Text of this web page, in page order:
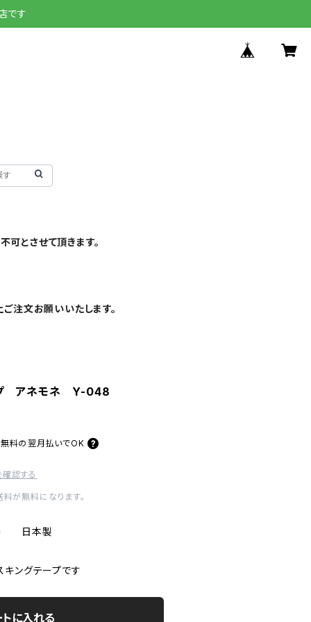
です
とさせて頂きます。
注文お願いいたします。
アネモネ Y-048
料の 翌月払いでOK
認する
が無料になります。
巻 日本製
キングテープです
に入れる